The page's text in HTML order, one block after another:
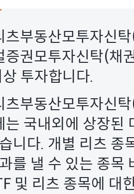
츠부동산모투자신
증권모투자신탁(채
투자합니다.
츠부동산모투자신
국내외에 상장된
니다. 개별 리츠 종
를 낼 수 있는 종
및 리츠 종목에 대